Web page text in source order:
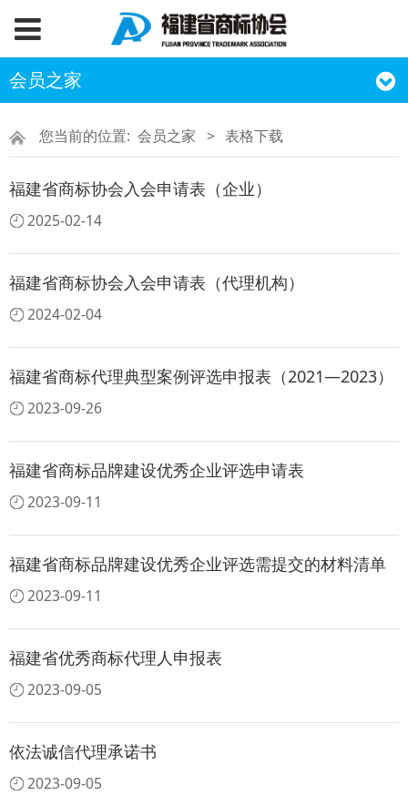
会员之家
您当前的位置: 会员之家 > 表格下载
福建省商标协会入会申请表（企业）
2025-02-14
福建省商标协会入会申请表（代理机构）
2024-02-04
福建省商标代理典型案例评选申报表（2021—2023）
2023-09-26
福建省商标品牌建设优秀企业评选申请表
2023-09-11
福建省商标品牌建设优秀企业评选需提交的材料清单
2023-09-11
福建省优秀商标代理人申报表
2023-09-05
依法诚信代理承诺书
2023-09-05